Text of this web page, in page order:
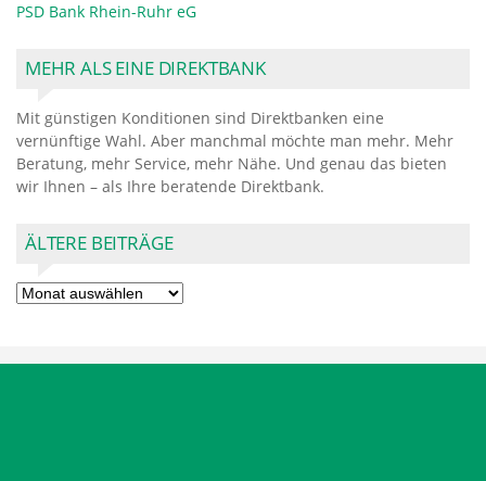
PSD Bank Rhein-Ruhr eG
MEHR ALS EINE DIREKTBANK
Mit günstigen Konditionen sind Direktbanken eine
vernünftige Wahl. Aber manchmal möchte man mehr. Mehr
Beratung, mehr Service, mehr Nähe. Und genau das bieten
wir Ihnen – als Ihre beratende Direktbank.
ÄLTERE BEITRÄGE
Ältere